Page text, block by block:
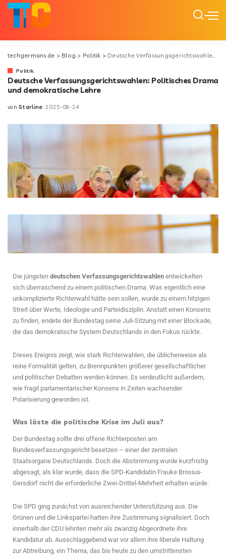
techgermans.de > Blog > Politik > Deutsche Verfassungsgerichtswahlen: Politisches Drama und demokratische Lehre
Politik
Deutsche Verfassungsgerichtswahlen: Politisches Drama
und demokratische Lehre
von Starline 2025-09-24
Die jüngsten deutschen Verfassungsgerichtswahlen entwickelten
sich überraschend zu einem politischen Drama. Was eigentlich eine
unkomplizierte Richterwahl hätte sein sollen, wurde zu einem hitzigen
Streit über Werte, Ideologie und Parteidisziplin. Anstatt einen Konsens
zu finden, endete der Bundestag seine Juli-Sitzung mit einer Blockade,
die das demokratische System Deutschlands in den Fokus rückte.
Dieses Ereignis zeigt, wie stark Richterwahlen, die üblicherweise als
reine Formalität gelten, zu Brennpunkten größerer gesellschaftlicher
und politischer Debatten werden können. Es verdeutlicht außerdem,
wie fragil parlamentarischer Konsens in Zeiten wachsender
Polarisierung geworden ist.
Was löste die politische Krise im Juli aus?
Der Bundestag sollte drei offene Richterposten am
Bundesverfassungsgericht besetzen – einer der zentralen
Staatsorgane Deutschlands. Doch die Abstimmung wurde kurzfristig
abgesagt, als klar wurde, dass die SPD-Kandidatin Frauke Brosius-
Gersdorf nicht die erforderliche Zwei-Drittel-Mehrheit erhalten würde.
Die SPD ging zunächst von ausreichender Unterstützung aus. Die
Grünen und die Linkspartei hatten ihre Zustimmung signalisiert. Doch
innerhalb der CDU lehnten mehr als zwanzig Abgeordnete ihre
Kandidatur ab. Ausschlaggebend war vor allem ihre liberale Haltung
zur Abtreibung, ein Thema, das bis heute zu den umstrittensten